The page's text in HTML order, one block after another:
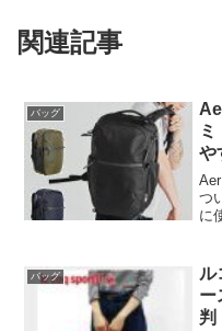
関連記事
バッグ
や
つ
に
す
バッグ
ル
ー
判